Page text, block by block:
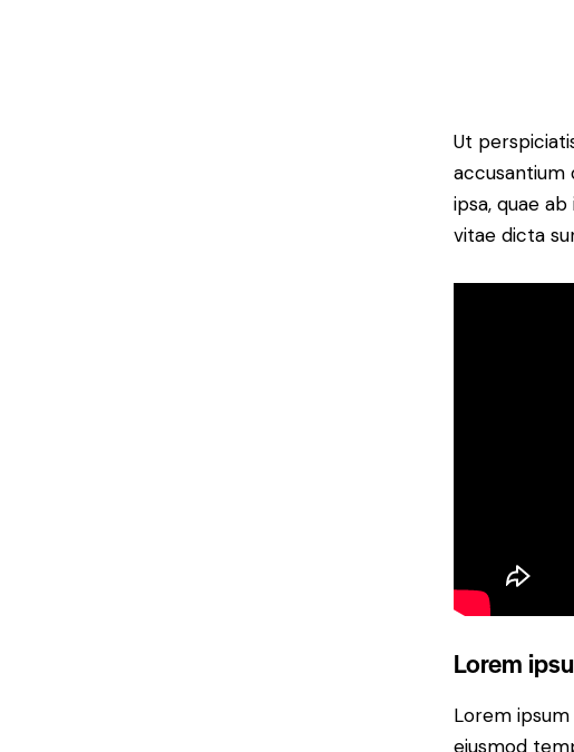
Ut
accusantium
ipsa, quae
vitae dicta
Lorem
Lorem
eiusmod